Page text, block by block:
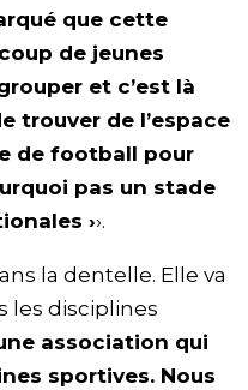
que cette
de jeunes
et c’est là
trouver de l’espace
de football pour
pas un stade
››.
la dentelle. Elle va
les disciplines
association qui
sportives. Nous